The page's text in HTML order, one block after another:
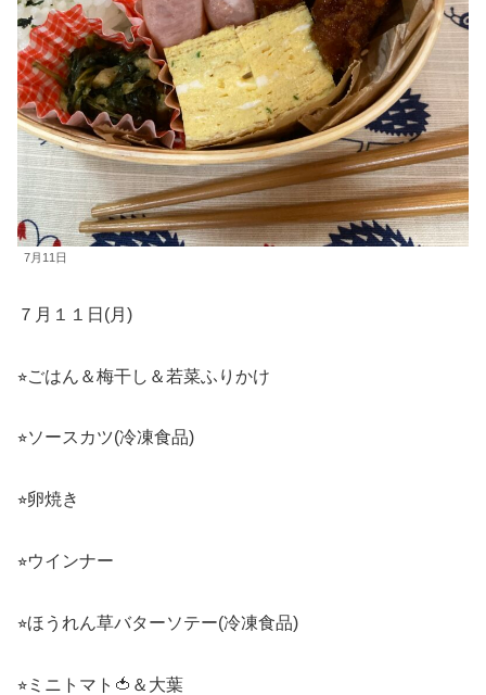
7月11日
７月１１日(月)
⭐︎ごはん＆梅干し＆若菜ふりかけ
⭐︎ソースカツ(冷凍食品)
⭐︎卵焼き
⭐︎ウインナー
⭐︎ほうれん草バターソテー(冷凍食品)
⭐︎ミニトマト🍅＆大葉